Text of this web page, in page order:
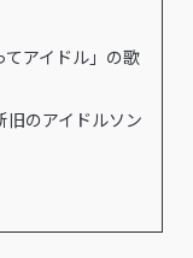
アイドル」の歌
旧のアイドルソン